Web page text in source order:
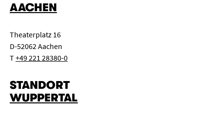
AACHEN
Theaterplatz 16
D-52062 Aachen
T+49 221 28380-0
STANDORT
WUPPERTAL